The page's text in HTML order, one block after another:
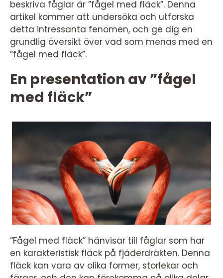
beskriva fåglar är ”fågel med fläck”. Denna
artikel kommer att undersöka och utforska
detta intressanta fenomen, och ge dig en
grundlig översikt över vad som menas med en
”fågel med fläck”.
En presentation av ”fågel
med fläck”
”Fågel med fläck” hänvisar till fåglar som har
en karakteristisk fläck på fjäderdräkten. Denna
fläck kan vara av olika former, storlekar och